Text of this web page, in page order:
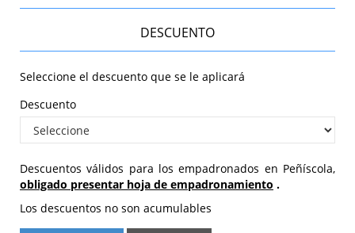
DESCUENTO
Seleccione el descuento que se le aplicará
Descuento
Descuentos válidos para los empadronados en Peñíscola,
obligado presentar hoja de empadronamiento .
Los descuentos no son acumulables